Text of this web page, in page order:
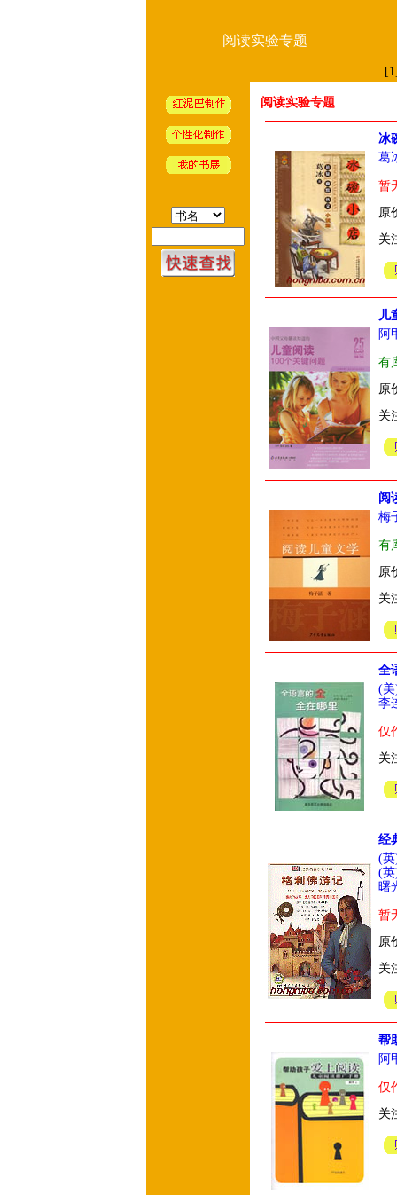
阅读实验专题
阅读实验专题
冰
葛
暂
原
关
儿
阿
有
原
关
阅
梅
有
原
关
全
(美
李
仅
关
经
(英
(英
曙
暂
原
关
帮
阿
仅
关